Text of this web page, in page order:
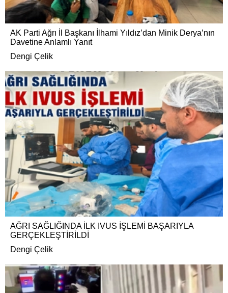
AK Parti Ağrı İl Başkanı İlhami Yıldız’dan Minik Derya’nın
Davetine Anlamlı Yanıt
Dengi Çelik
AĞRI SAĞLIĞINDA İLK IVUS İŞLEMİ BAŞARIYLA
GERÇEKLEŞTİRİLDİ
Dengi Çelik